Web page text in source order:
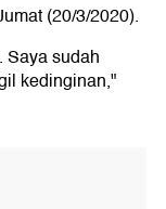
(20/3/2020).
Saya sudah
kedinginan,"